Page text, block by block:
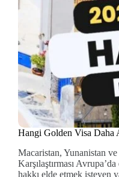
Hangi Golden Visa Daha
Macaristan, Yunanistan
Karşılaştırması
hakkı elde etmek isteyen